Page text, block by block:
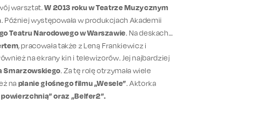
warsztat.W 2013 roku w Teatrze Muzycznym
. Później występowała w produkcjach Akademii
Teatru Narodowego w Warszawie. Na deskach
, pracowała także z Leną Frankiewicz i
na ekrany kin i telewizorów. Jej najbardziej
Smarzowskiego. Za tę rolę otrzymała wiele
na planie głośnego filmu „Wesele”. Aktorka
powierzchnią” oraz „Belfer2”.